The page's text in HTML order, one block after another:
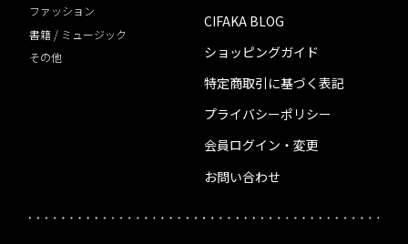
ファッション
書籍 / ミュージック
その他
CIFAKA BLOG
ショッピングガイド
特定商取引に基づく表記
プライバシーポリシー
会員ログイン・変更
お問い合わせ